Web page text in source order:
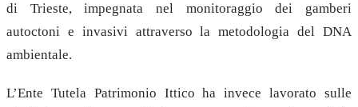
di Trieste, impegnata nel monitoraggio dei gamberi
autoctoni e invasivi attraverso la metodologia del DNA
ambientale.
L’Ente Tutela Patrimonio Ittico ha invece lavorato sulle